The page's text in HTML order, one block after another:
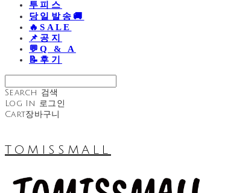
투피스
당일발송🚚
🔥SALE
📌공지
💬Q & A
📝후기
Search 검색
Log In 로그인
Cart장바구니
TOMISSMALL